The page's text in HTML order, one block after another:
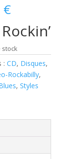
€
stock
:CD, Disques,
Rockabilly,
,Styles